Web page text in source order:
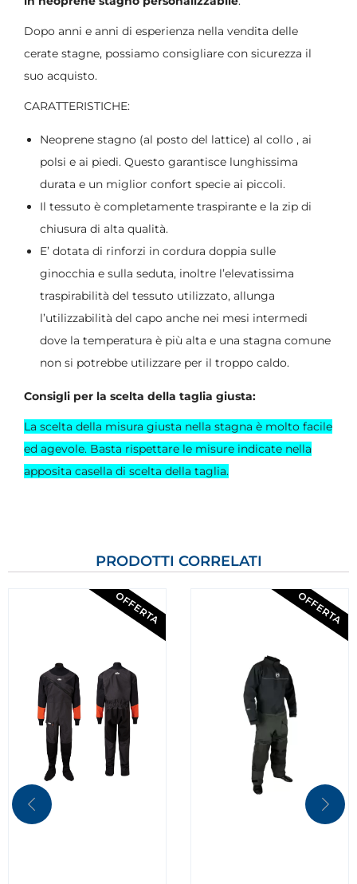
Dopo anni e anni di esperienza nella vendita delle
cerate stagne, possiamo consigliare con sicurezza il
suo acquisto.
CARATTERISTICHE:
Neoprene stagno (al posto del lattice) al collo , ai
polsi e ai piedi. Questo garantisce lunghissima
durata e un miglior confort specie ai piccoli.
Il tessuto è completamente traspirante e la zip di
chiusura di alta qualità.
E’ dotata di rinforzi in cordura doppia sulle
ginocchia e sulla seduta, inoltre l’elevatissima
traspirabilità del tessuto utilizzato, allunga
l’utilizzabilità del capo anche nei mesi intermedi
dove la temperatura è più alta e una stagna comune
non si potrebbe utilizzare per il troppo caldo.
Consigli per la scelta della taglia giusta:
La scelta della misura giusta nella stagna è molto facile
ed agevole. Basta rispettare le misure indicate nella
apposita casella di scelta della taglia.
PRODOTTI CORRELATI
OFFERTA OFFERTA